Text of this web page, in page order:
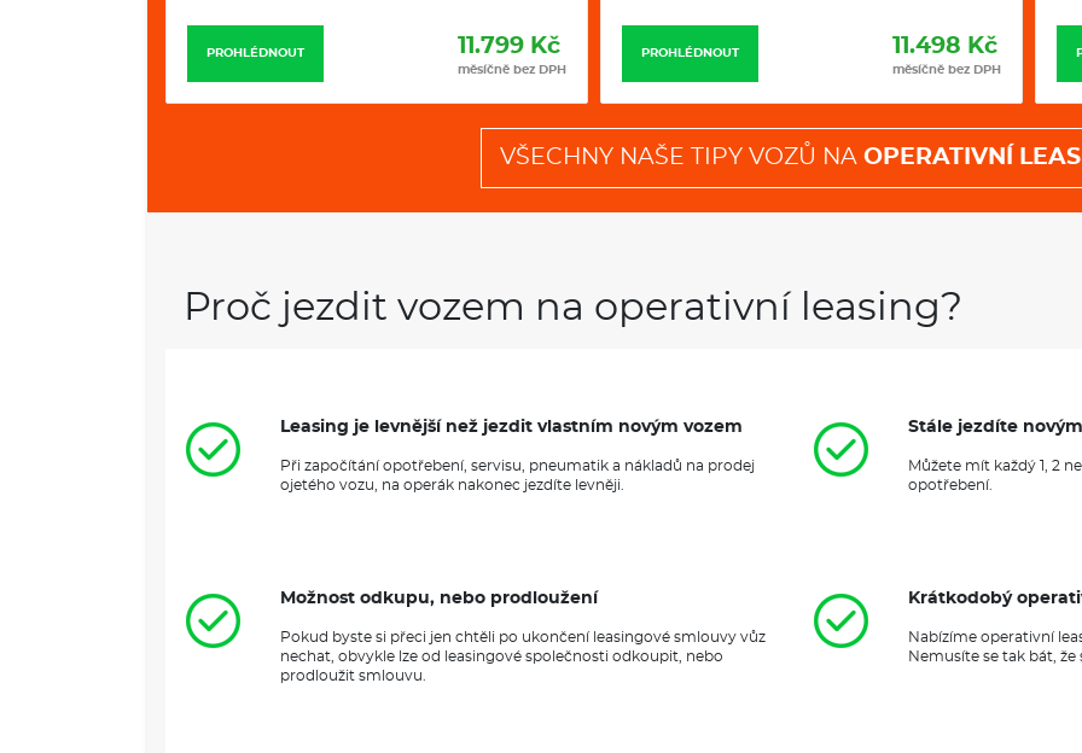
PROHLÉDNOUT 11.498 Kč
měsíčně bez DPH
PROHLÉDNOUT 11.989 Kč
měsíčně bez DPH
VŠECHNY NAŠE TIPY VOZŮ NA OPERATIVNÍ
Proč jezdit vozem na operativní leasing?
Leasing je levnější než jezdit vlastním novým vozem
Při započítání opotřebení, servisu, pneumatik a nákladů na prodej
ojetého vozu, na operák nakonec jezdíte levněji.
Stále jezdíte
Můžete mít každý 1, 2
opotřebení.
Možnost odkupu, nebo prodloužení
Pokud byste si přeci jen chtěli po ukončení leasingové smlouvy vůz
nechat, obvykle lze od leasingové společnosti odkoupit, nebo
prodloužit smlouvu.
Krátkodobý
Nabízíme operativní
Nemusíte se tak bát, že